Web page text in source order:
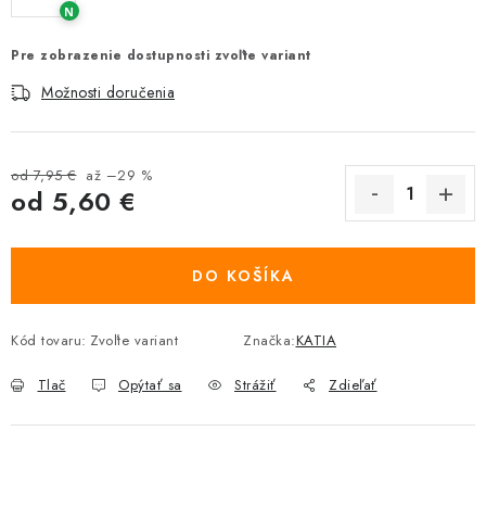
N
Pre zobrazenie dostupnosti zvoľte variant
Možnosti doručenia
od 7,95 € až –29 %
od 5,60 €
DO KOŠÍKA
Kód tovaru: Zvoľte variant Značka:KATIA
Tlač Opýtať sa Strážiť Zdieľať